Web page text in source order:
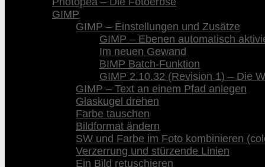
GIMP
GIMP – Einstellungen und Zusätze
GIMP – Ebenen automatisch
Im neuen Gewand
BIMP Batch-Funktion
GIMP 2.10.32 (Revision 1) – Die
GIMP – Text an einem Pfad anlegen
Glaskugel drehen
Farbe tauschen
Bildformat ändern
SW und Farbe im Foto kombinieren
Verzerrung und stürzende Linien
Ein Bild retuschieren